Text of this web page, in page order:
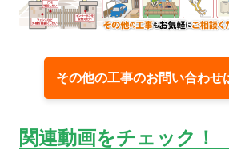
その他の工事のお問い合わ
関連動画をチェック！